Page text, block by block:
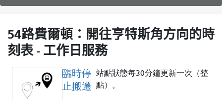
行
式
54路費爾頓：開往亨特斯角方向的時
刻表 - 工作日服務
臨時停
止搬遷
站點狀態每30分鐘更新一次（整
點）。